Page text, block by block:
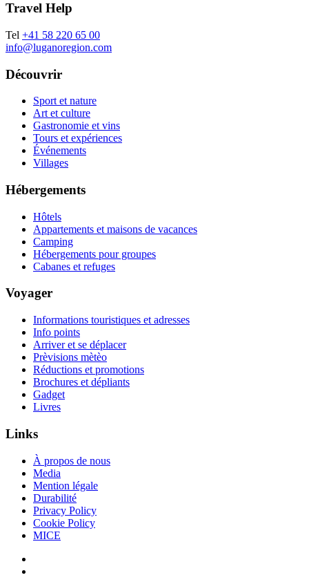
Travel Help
Tel +41 58 220 65 00
info@luganoregion.com
Découvrir
Sport et nature
Art et culture
Gastronomie et vins
Tours et expériences
Événements
Villages
Hébergements
Hôtels
Appartements et maisons de vacances
Camping
Hébergements pour groupes
Cabanes et refuges
Voyager
Informations touristiques et adresses
Info points
Arriver et se déplacer
Prèvisions mètèo
Réductions et promotions
Brochures et dépliants
Gadget
Livres
Links
À propos de nous
Media
Mention légale
Durabilité
Privacy Policy
Cookie Policy
MICE